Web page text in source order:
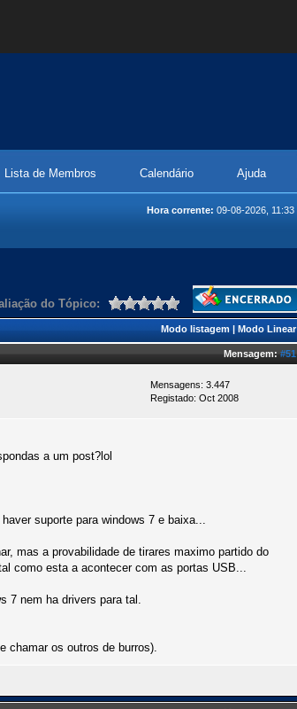
Lista de Membros Calendário Ajuda
Hora corrente: 09-08-2026, 11:33
do Tópico:
Modo listagem | Modo Linear
Mensagem:#51
Mensagens: 3.447
Registado: Oct 2008
a um post?lol
suporte para windows 7 e baixa...
mas a provabilidade de tirares maximo partido do
como esta a acontecer com as portas USB...
7 nem ha drivers para tal.
chamar os outros de burros).